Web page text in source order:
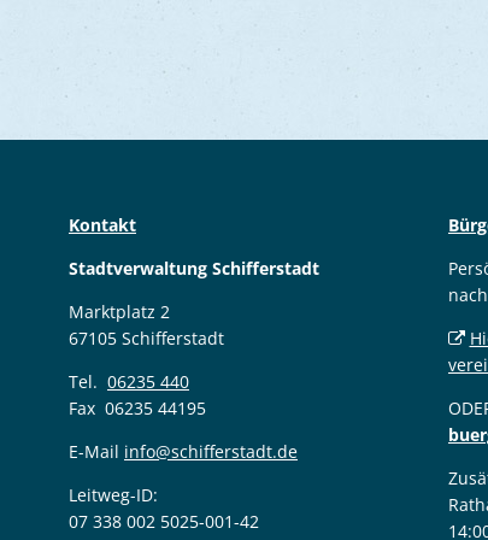
Kontakt
Stadtverwaltung Schifferstadt
Marktplatz 2
67105 Schifferstadt
Tel. 06235 440
Fax 06235 44195
E-Mail info@schifferstadt.de
Leitweg-ID:
07 338 002 5025-001-42